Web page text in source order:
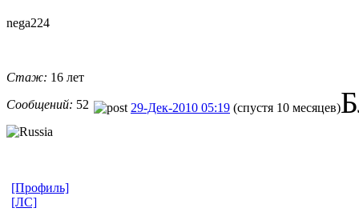
nega224
Стаж: 16 лет
Сообщений: 52 29-Дек-2010 05:19 (спустя 10 месяцев)
[Профиль]
[ЛС]